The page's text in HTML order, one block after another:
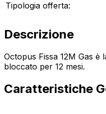
Tipologia offerta:
Descrizione
Octopus Fissa 12M Gas
bloccato per 12 mesi.
Caratteristiche